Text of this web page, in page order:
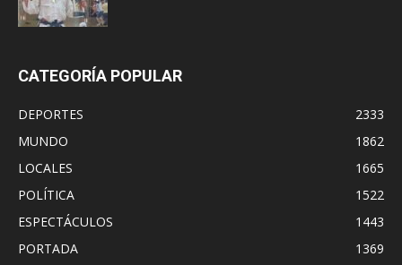
CATEGORÍA POPULAR
DEPORTES
2333
MUNDO
1862
LOCALES
1665
POLÍTICA
1522
ESPECTÁCULOS
1443
PORTADA
1369